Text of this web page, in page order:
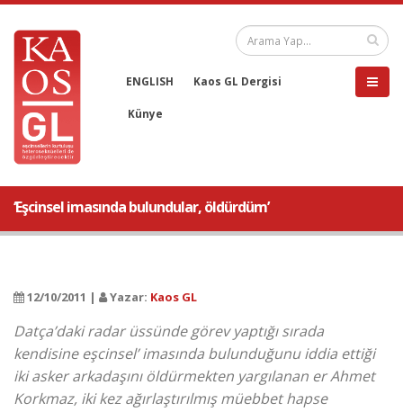
ENGLISH Kaos GL Dergisi
Künye
‘Eşcinsel imasında bulundular, öldürdüm’
12/10/2011 | Yazar: Kaos GL
Datça’daki radar üssünde görev yaptığı sırada
kendisine eşcinsel’ imasında bulunduğunu iddia ettiği
iki asker arkadaşını öldürmekten yargılanan er Ahmet
Korkmaz, iki kez ağırlaştırılmış müebbet hapse